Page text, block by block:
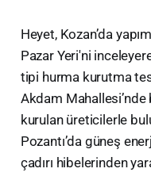
Heyet, Kozan’da
Pazar Yeri'ni
tipi hurma kurutma
Akdam
kurulan üreticilerle
Pozantı’da güneş
çadırı hibelerinden